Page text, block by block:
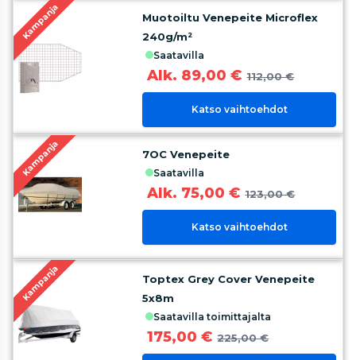
Kampanja
Muotoiltu Venepeite Microflex
240g/m²
saatavilla
Alk. 89,00 € 112,00 €
Katso vaihtoehdot
Kampanja 7OC Venepeite
saatavilla
Alk. 75,00 € 123,00 €
Katso vaihtoehdot
Kampanja
Toptex Grey Cover Venepeite
5x8m
saatavilla toimittajalta
175,00 € 225,00 €